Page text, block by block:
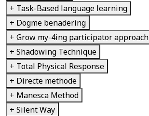
+ Task-Based language learning
+ Dogme benadering
+ Grow my-4ing participator approach
+ Shadowing Technique
+ Total Physical Response
+ Directe methode
+ Manesca Method
+ Silent Way